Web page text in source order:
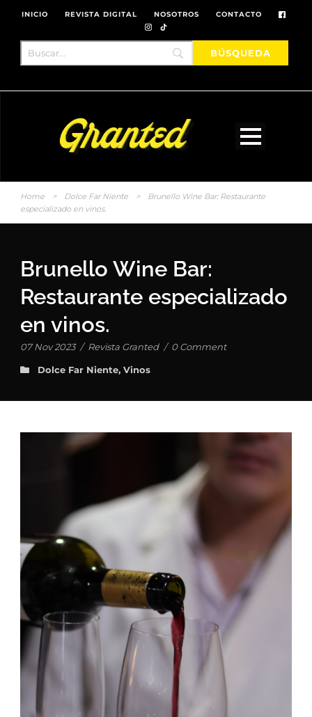
INICIO REVISTA DIGITAL NOSOTROS CONTACTO
Home > Dolce Far Niente >
Brunello Wine Bar: Restaurante
especializado en vinos.
Brunello Wine Bar:
Restaurante especializado
en vinos.
07 Nov 2023 / Revista Granted / 0 Comment
Dolce Far Niente, Vinos